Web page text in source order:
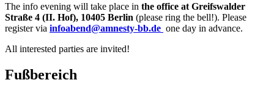
The info evening will take place in the office at Greifswalder
Straße 4 (II. Hof), 10405 Berlin (please ring the bell!). Please
register via infoabend@amnesty-bb.de one day in advance.
All interested parties are invited!
Fußbereich